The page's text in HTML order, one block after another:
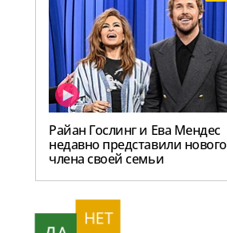
Райан Гослинг и Ева Мендес
недавно представили нового
члена своей семьи
НЕТ